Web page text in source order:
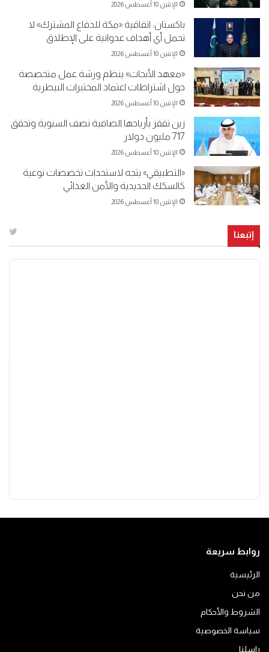
الإثنين 10 أغسطس 2026
باكستان: اتفاقية «مكة للدفاع المشترك» لا
تحمل أي أهداف عدوانية على الإطلاق
الإثنين 10 أغسطس 2026
«معهد الأبحاث» ينظم ورشة عمل متخصصة
حول اشتراطات اعتماد المختبرات البيطرية
الإثنين 10 أغسطس 2026
زين تقفز بأرباحها الصافية نصف السنوية وتحقق
717 مليون دولار
الإثنين 10 أغسطس 2026
«التطبيقي» يتجه لاستحداث تخصصات نوعية
كالسكك الحديدية والأمن الغذائي
الإثنين 10 أغسطس 2026
إتبعنا
روابط سريعة
الرئيسية
من نحن
الشروط والأحكام
سياسة الخصوصية
راسلنا